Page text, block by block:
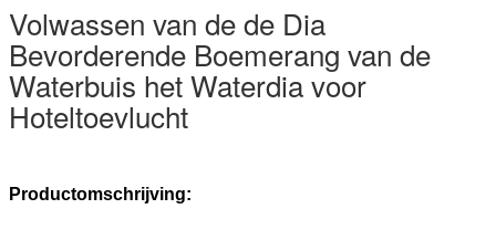
Volwassen van de de Dia
Bevorderende Boemerang van de
Waterbuis het Waterdia voor
Hoteltoevlucht
Productomschrijving: